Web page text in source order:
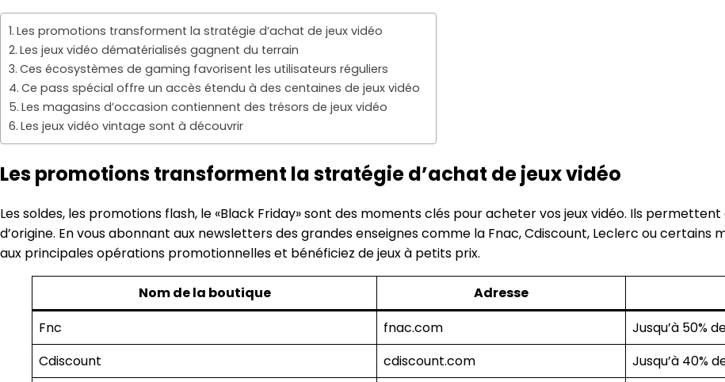
Les promotions transforment la stratégie d’achat de jeux vidéo
Les jeux vidéo dématérialisés gagnent du terrain
Ces écosystèmes de gaming favorisent les utilisateurs réguliers
Ce pass spécial offre un accès étendu à des centaines de jeux vidéo
Les magasins d’occasion contiennent des trésors de jeux vidéo
Les jeux vidéo vintage sont à découvrir
Les promotions transforment la stratégie d’achat de jeux vidéo
Les soldes, les promotions flash, le «Black Friday» sont des moments clés pour acheter vos jeux vidéo. Ils
d’origine. En vous abonnant aux newsletters des grandes enseignes comme la Fnac, Cdiscount, Leclerc ou certains
aux principales opérations promotionnelles et bénéficiez de jeux à petits prix.
Nom de la boutique Adresse
Fnc
fnac.com
Jusqu’à 50%
Cdiscount
cdiscount.com
Jusqu’à 40%